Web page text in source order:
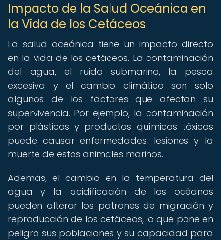
Impacto de la Salud Oceánica en
la Vida de los Cetáceos
La salud oceánica tiene un impacto directo
en la vida de los cetáceos. La contaminación
del agua, el ruido submarino, la pesca
excesiva y el cambio climático son solo
algunos de los factores que afectan su
supervivencia. Por ejemplo, la contaminación
por plásticos y productos químicos tóxicos
puede causar enfermedades, lesiones y la
muerte de estos animales marinos.
Además, el cambio en la temperatura del
agua y la acidificación de los océanos
pueden alterar los patrones de migración y
reproducción de los cetáceos, lo que pone en
peligro sus poblaciones y su capacidad para